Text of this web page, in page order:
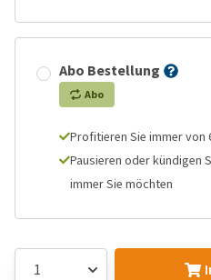
Abo Bestellung
Abo
Profitieren Sie immer von
Pausieren oder kündigen
immer Sie möchten